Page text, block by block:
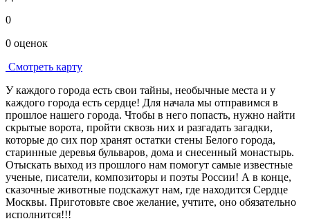
0
0 оценок
Смотреть карту
У каждого города есть свои тайны, необычные места и у
каждого города есть сердце! Для начала мы отправимся в
прошлое нашего города. Чтобы в него попасть, нужно найти
скрытые ворота, пройти сквозь них и разгадать загадки,
которые до сих пор хранят остатки стены Белого города,
старинные деревья бульваров, дома и снесенный монастырь.
Отыскать выход из прошлого нам помогут самые известные
ученые, писатели, композиторы и поэты России! А в конце,
сказочные животные подскажут нам, где находится Сердце
Москвы. Приготовьте свое желание, учтите, оно обязательно
исполнится!!!